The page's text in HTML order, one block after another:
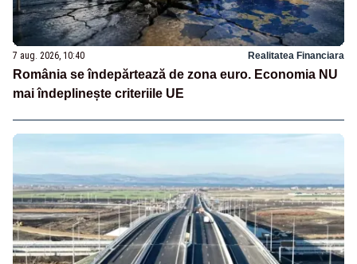
7 aug. 2026, 10:40 Realitatea Financiara
România se îndepărtează de zona euro. Economia NU
mai îndeplinește criteriile UE